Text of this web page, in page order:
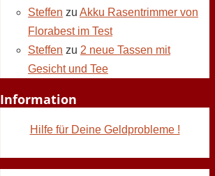
Steffen zu Akku Rasentrimmer von
Florabest im Test
Steffen zu 2 neue Tassen mit
Gesicht und Tee
Information
Hilfe für Deine Geldprobleme !